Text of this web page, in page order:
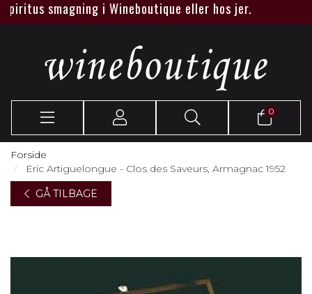
smagning i Wineboutique eller hos jer.
0
Forside
Eric Artiguelongue - Clos des Saveurs, Armagnac 1952
GÅ TILBAGE